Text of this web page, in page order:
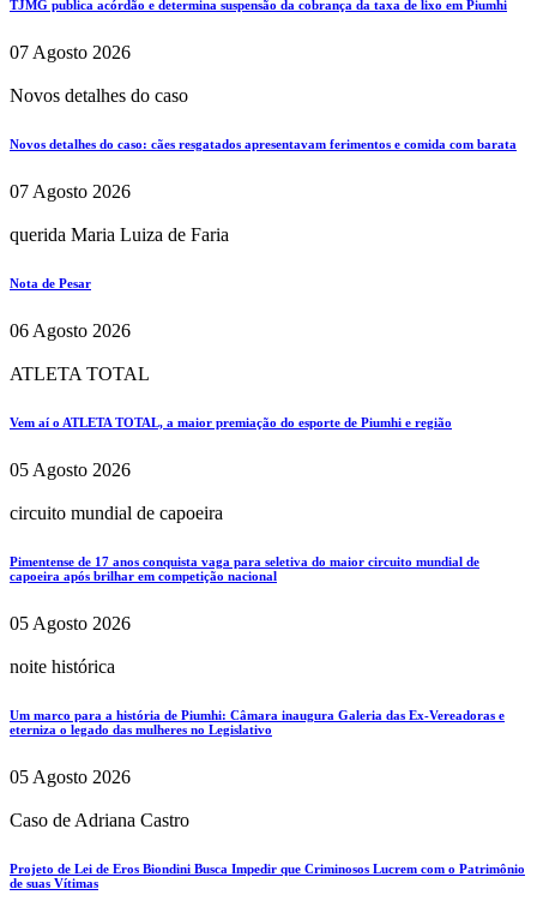
TJMG publica acórdão e determina suspensão da cobrança da taxa de lixo em Piumhi
07 Agosto 2026
Novos detalhes do caso
Novos detalhes do caso: cães resgatados apresentavam ferimentos e comida com barata
07 Agosto 2026
querida Maria Luiza de Faria
Nota de Pesar
06 Agosto 2026
ATLETA TOTAL
Vem aí o ATLETA TOTAL, a maior premiação do esporte de Piumhi e região
05 Agosto 2026
circuito mundial de capoeira
Pimentense de 17 anos conquista vaga para seletiva do maior circuito mundial de
capoeira após brilhar em competição nacional
05 Agosto 2026
noite histórica
Um marco para a história de Piumhi: Câmara inaugura Galeria das Ex-Vereadoras e
eterniza o legado das mulheres no Legislativo
05 Agosto 2026
Caso de Adriana Castro
Projeto de Lei de Eros Biondini Busca Impedir que Criminosos Lucrem com o Patrimônio
de suas Vítimas